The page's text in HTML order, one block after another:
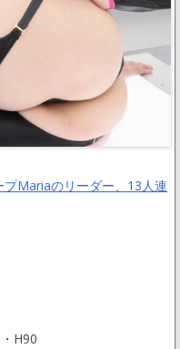
Mariaのリーダー、13人連
H90